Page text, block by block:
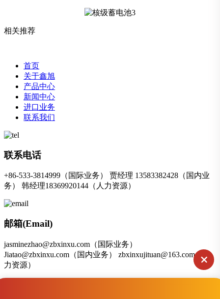
相关推荐
首页
关于鑫旭
产品中心
新闻中心
进口业务
联系我们
联系电话
+86-533-3814999（国际业务） 贾经理 13583382428（国内业
务） 韩经理18369920144（人力资源）
邮箱(Email)
jasminezhao@zbxinxu.com（国际业务）
Jiatao@zbxinxu.com（国内业务） zbxinxujituan@163.com（人
力资源）